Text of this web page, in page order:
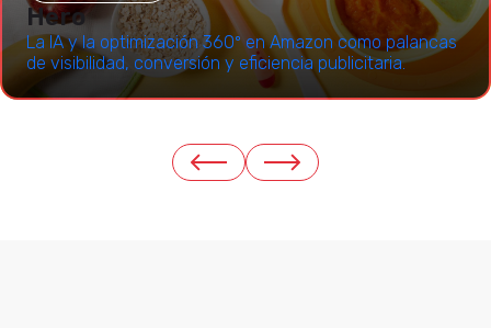
Hero
La IA y la optimización 360º en Amazon como palancas
de visibilidad, conversión y eficiencia publicitaria.